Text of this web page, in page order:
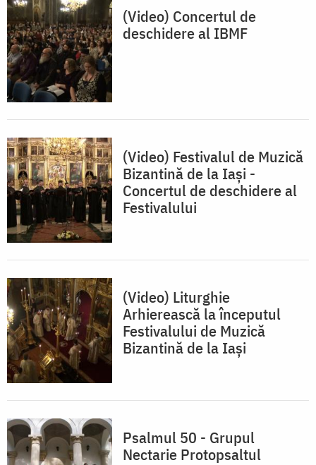
(Video) Concertul de
deschidere al IBMF
(Video) Festivalul de Muzică
Bizantină de la Iași -
Concertul de deschidere al
Festivalului
(Video) Liturghie
Arhierească la începutul
Festivalului de Muzică
Bizantină de la Iași
Psalmul 50 - Grupul
Nectarie Protopsaltul